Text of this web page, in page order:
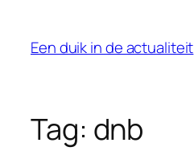
Een duik in de actualiteit
Tag: dnb